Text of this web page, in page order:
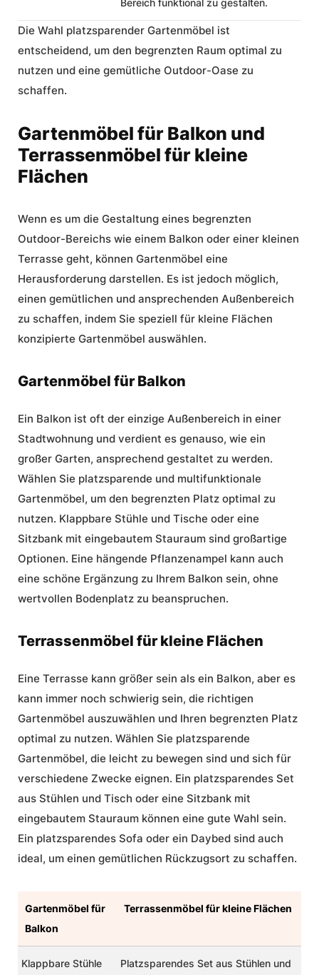
Bereich funktional zu gestalten.
Die Wahl platzsparender Gartenmöbel ist
entscheidend, um den begrenzten Raum optimal zu
nutzen und eine gemütliche Outdoor-Oase zu
schaffen.
Gartenmöbel für Balkon und
Terrassenmöbel für kleine
Flächen
Wenn es um die Gestaltung eines begrenzten
Outdoor-Bereichs wie einem Balkon oder einer kleinen
Terrasse geht, können Gartenmöbel eine
Herausforderung darstellen. Es ist jedoch möglich,
einen gemütlichen und ansprechenden Außenbereich
zu schaffen, indem Sie speziell für kleine Flächen
konzipierte Gartenmöbel auswählen.
Gartenmöbel für Balkon
Ein Balkon ist oft der einzige Außenbereich in einer
Stadtwohnung und verdient es genauso, wie ein
großer Garten, ansprechend gestaltet zu werden.
Wählen Sie platzsparende und multifunktionale
Gartenmöbel, um den begrenzten Platz optimal zu
nutzen. Klappbare Stühle und Tische oder eine
Sitzbank mit eingebautem Stauraum sind großartige
Optionen. Eine hängende Pflanzenampel kann auch
eine schöne Ergänzung zu Ihrem Balkon sein, ohne
wertvollen Bodenplatz zu beanspruchen.
Terrassenmöbel für kleine Flächen
Eine Terrasse kann größer sein als ein Balkon, aber es
kann immer noch schwierig sein, die richtigen
Gartenmöbel auszuwählen und Ihren begrenzten Platz
optimal zu nutzen. Wählen Sie platzsparende
Gartenmöbel, die leicht zu bewegen sind und sich für
verschiedene Zwecke eignen. Ein platzsparendes Set
aus Stühlen und Tisch oder eine Sitzbank mit
eingebautem Stauraum können eine gute Wahl sein.
Ein platzsparendes Sofa oder ein Daybed sind auch
ideal, um einen gemütlichen Rückzugsort zu schaffen.
Gartenmöbel für
Balkon
Terrassenmöbel für kleine Flächen
Klappbare Stühle
Platzsparendes Set aus Stühlen und